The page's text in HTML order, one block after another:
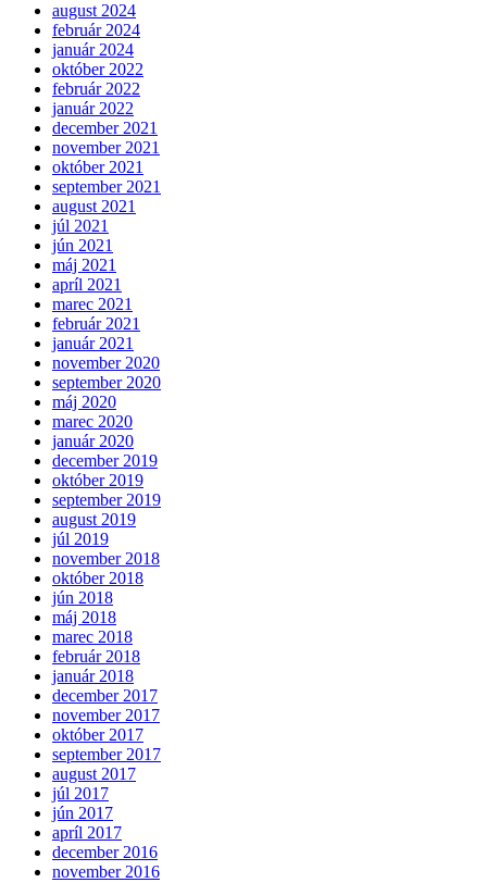
august 2024
február 2024
január 2024
október 2022
február 2022
január 2022
december 2021
november 2021
október 2021
september 2021
august 2021
júl 2021
jún 2021
máj 2021
apríl 2021
marec 2021
február 2021
január 2021
november 2020
september 2020
máj 2020
marec 2020
január 2020
december 2019
október 2019
september 2019
august 2019
júl 2019
november 2018
október 2018
jún 2018
máj 2018
marec 2018
február 2018
január 2018
december 2017
november 2017
október 2017
september 2017
august 2017
júl 2017
jún 2017
apríl 2017
december 2016
november 2016